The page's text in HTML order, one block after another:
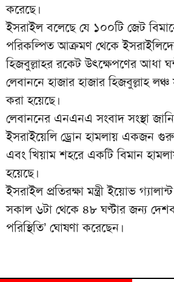
করেছে।
ইসরাইল বলেছে যে ১০০টি জেট
পরিকল্পিত আক্রমণ থেকে
হিজবুল্লাহর রকেট উৎক্ষেপণের আধা
লেবাননে হাজার হাজার হিজবুল্লাহ
করা হয়েছে।
লেবাননের এনএনএ সংবাদ সংস্থা
ইসরাইয়েলি ড্রোন হামলায় একজন
এবং খিয়াম শহরে একটি বিমান
হয়েছে।
ইসরাইল প্রতিরক্ষা মন্ত্রী ইয়োভ
সকাল ৬টা থেকে ৪৮ ঘণ্টার জন্য
পরিস্থিতি’ ঘোষণা করেছেন।